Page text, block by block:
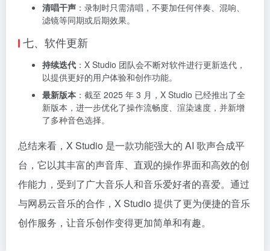
清唱干声 ：录制时只需清唱，不要加任何伴奏、混响、
滤镜等同期或后期效果。
七、软件更新
持续迭代 ：X Studio 团队会不断对软件进行更新迭代，
以提供更好的用户体验和创作功能。
最新版本 ：截至 2025 年 3 月，X Studio 已经推出了全
新版本，进一步优化了操作流畅度、渲染速度，并新增
了多种音色选择。
总结来看，X Studio 是一款功能强大的 AI 歌声合成平
台，它以其丰富的声音库、直观的操作界面和高效的创
作能力，受到了广大音乐人和音乐爱好者的喜爱。通过
与网易云音乐的合作，X Studio 提供了更为便捷的音乐
创作服务，让音乐创作变得更加简单和有趣。